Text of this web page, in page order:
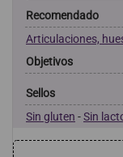
Recomendado
Articulaciones,
Objetivos
Sellos
Sin gluten -Sin